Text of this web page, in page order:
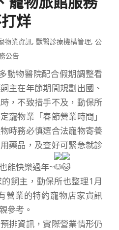
烊
物業資訊, 獸醫診療機構管理, 公
公告
動物醫院配合假期調整看
主在年節期間規劃出國、
，不致措手不及，動保所
寵物業「春節營業時間」
時務必慎選合法寵物寄養
藥品，及查好可緊急就診
能快樂過年~
飼主，動保所也整理1月
營業的特約寵物店家資訊
參考。
排資訊，實際營業情形仍